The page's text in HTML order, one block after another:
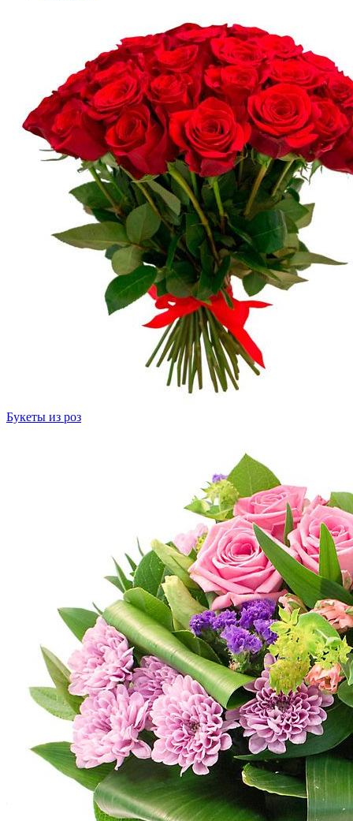
Букеты из роз